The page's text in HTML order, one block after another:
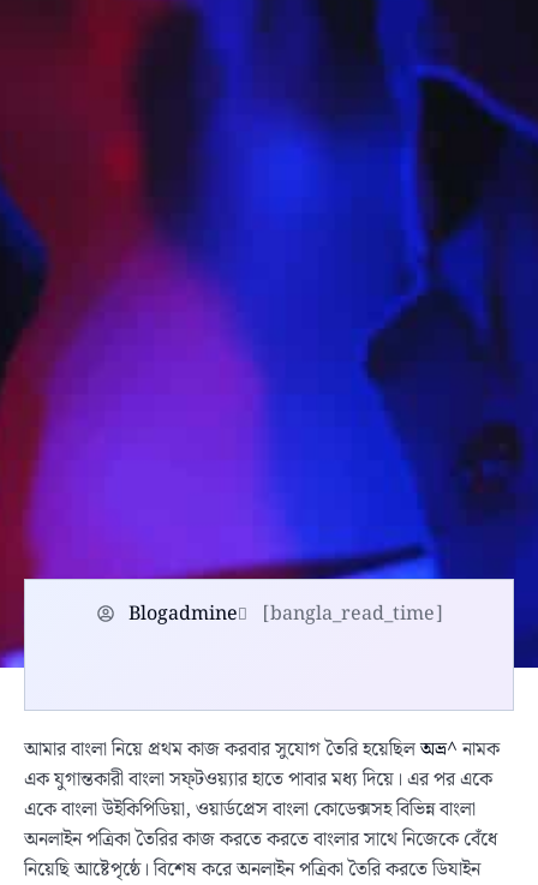
Blogadmine [bangla_read_time]
আমার বাংলা নিয়ে প্রথম কাজ করবার সুযোগ তৈরি হয়েছিলঅভ্র^নামক
এক যুগান্তকারী বাংলা সফ্‌টওয়্যার হাতে পাবার মধ্য দিয়ে। এর পর একে
একে বাংলা উইকিপিডিয়া, ওয়ার্ডপ্রেস বাংলা কোডেক্সসহ বিভিন্ন বাংলা
অনলাইন পত্রিকা তৈরির কাজ করতে করতে বাংলার সাথে নিজেকে বেঁধে
নিয়েছি আষ্টেপৃষ্ঠে। বিশেষ করে অনলাইন পত্রিকা তৈরি করতে ডিযাইন